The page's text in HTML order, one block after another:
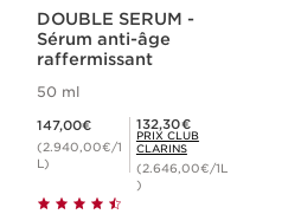
DOUBLE SERUM -
Sérum anti-âge
raffermissant
50 ml
147,00€
(2.940,00€/1
L)
Prix Club Clarins 132,30€
132,30€
PRIX CLUB
CLARINS
(2.646,00€/1L
)